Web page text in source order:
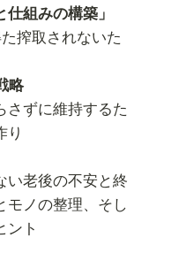
組みの構築」
搾取されないた
略
さずに維持するた
り
い老後の不安と終
モノの整理、そし
ント